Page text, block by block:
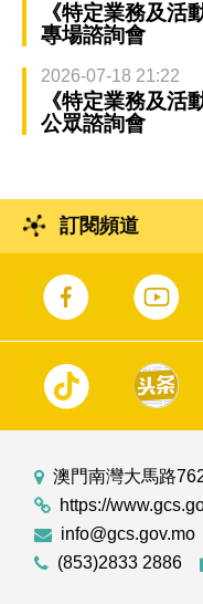
《特定業務及活
專場諮詢會
2026-07-18 21:22
《特定業務及活
公眾諮詢會
訂閱頻道
澳門南灣大馬路
https://
info@gcs.gov.mo
(853)2833 2886